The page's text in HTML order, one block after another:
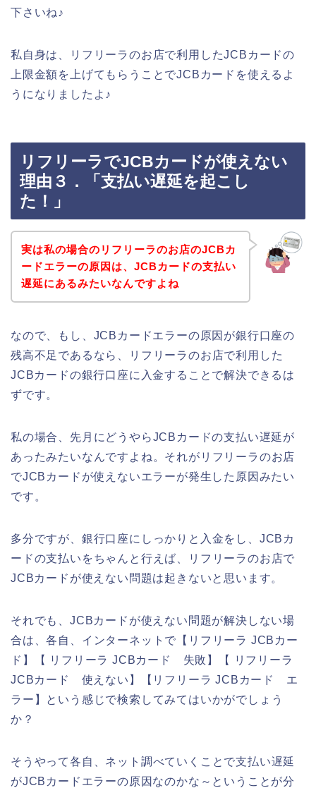
下さいね♪
私自身は、リフリーラのお店で利用したJCBカードの
上限金額を上げてもらうことでJCBカードを使えるよ
うになりましたよ♪
リフリーラでJCBカードが使えない
理由３．「支払い遅延を起こし
た！」
実は私の場合のリフリーラのお店のJCBカ
ードエラーの原因は、JCBカードの支払い
遅延にあるみたいなんですよね
なので、もし、JCBカードエラーの原因が銀行口座の
残高不足であるなら、リフリーラのお店で利用した
JCBカードの銀行口座に入金することで解決できるは
ずです。
私の場合、先月にどうやらJCBカードの支払い遅延が
あったみたいなんですよね。それがリフリーラのお店
でJCBカードが使えないエラーが発生した原因みたい
です。
多分ですが、銀行口座にしっかりと入金をし、JCBカ
ードの支払いをちゃんと行えば、リフリーラのお店で
JCBカードが使えない問題は起きないと思います。
それでも、JCBカードが使えない問題が解決しない場
合は、各自、インターネットで【リフリーラ JCBカー
ド】【 リフリーラ JCBカード 失敗】【 リフリーラ
JCBカード 使えない】【リフリーラ JCBカード エ
ラー】という感じで検索してみてはいかがでしょう
か？
そうやって各自、ネット調べていくことで支払い遅延
がJCBカードエラーの原因なのかな～ということが分